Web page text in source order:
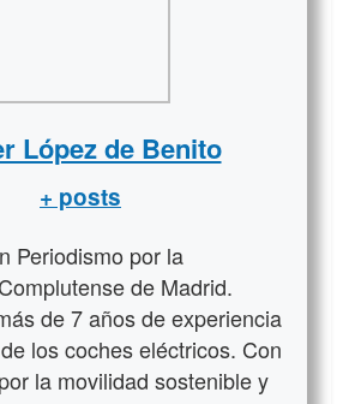
López de Benito
+ posts
Periodismo por la
de Madrid.
de 7 años de experiencia
los coches eléctricos. Con
la movilidad sostenible y